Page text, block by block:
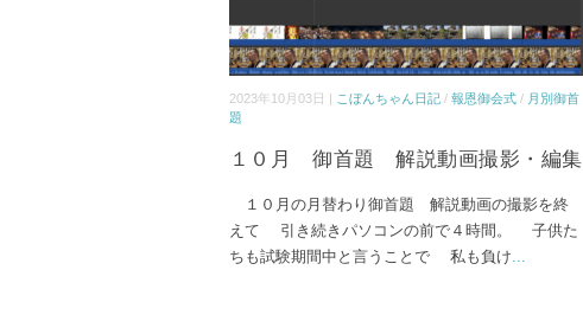
2023年10月03日 | こぼんちゃん日記/ 報恩御会式/ 月別御首
題
１０月 御首題 解説動画撮影・編集
１０月の月替わり御首題 解説動画の撮影を終
えて 引き続きパソコンの前で４時間。 子供た
ちも試験期間中と言うことで 私も負け